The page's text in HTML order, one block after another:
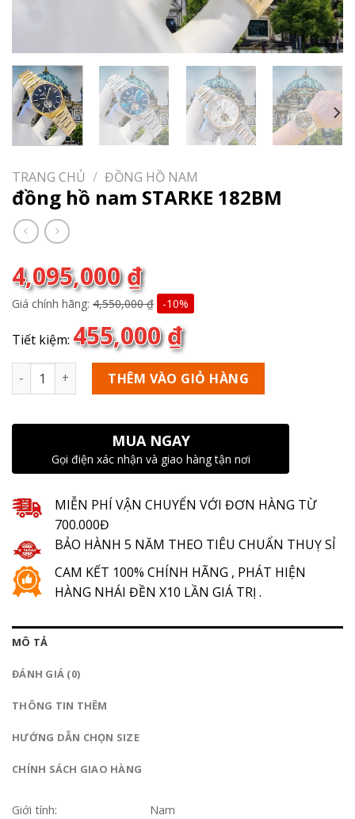
TRANG CHỦ / ĐỒNG HỒ NAM
đồng hồ nam STARKE 182BM
4,095,000₫
Giá chính hãng: 4,550,000₫ -10%
Tiết kiệm: 455,000₫
Số lượng THÊM VÀO GIỎ HÀNG
MUA NGAY
Gọi điện xác nhận và giao hàng tận nơi
MIỄN PHÍ VẬN CHUYỂN VỚI ĐƠN HÀNG TỪ
700.000Đ
BẢO HÀNH 5 NĂM THEO TIÊU CHUẨN THUỴ SỈ
CAM KẾT 100% CHÍNH HÃNG , PHÁT HIỆN
HÀNG NHÁI ĐỀN X10 LẦN GIÁ TRỊ .
MÔ TẢ
ĐÁNH GIÁ (0)
THÔNG TIN THÊM
HƯỚNG DẪN CHỌN SIZE
CHÍNH SÁCH GIAO HÀNG
Giới tính:
Nam